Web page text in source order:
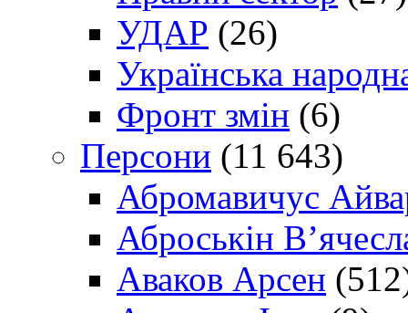
УДАР (26)
Українська
Фронт змін (6)
Персони (11 643)
Абромавичус
Аброськін
Аваков Арсен